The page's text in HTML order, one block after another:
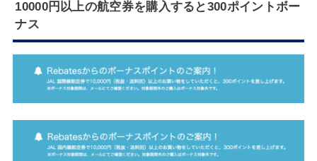
10000円以上の航空券を購入すると300ポイントボー
ナス